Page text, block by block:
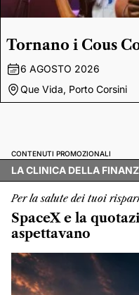
Tornano i Cous
6 AGOSTO 2026
Que Vida, Porto Corsini
CONTENUTI PROMOZIONALI
LA CLINICA DELLA
Per la salute dei tuoi
SpaceX e la
aspettavano